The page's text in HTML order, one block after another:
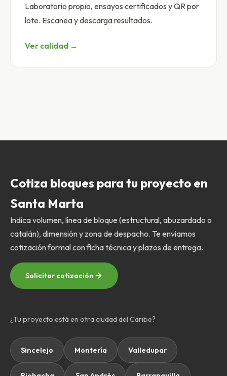
Laboratorio propio, ensayos certificados y QR por
lote. Escanea y descarga resultados.
Ver calidad →
Cotiza bloques para tu proyecto en
Santa Marta
Indica volumen, línea de bloque (estructural, abuzardado o
catalán), dimensión y zona de despacho. Te enviamos
cotización formal con ficha técnica y plazos de entrega.
Solicitar cotización
¿Tu proyecto está en otra ciudad del Caribe?
Sincelejo Montería Valledupar